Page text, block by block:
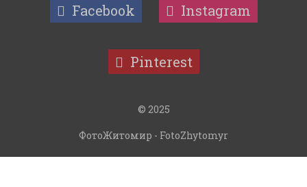
Facebook Instagram
Pinterest
© 2025
ФотоЖитомир - FotoZhytomyr